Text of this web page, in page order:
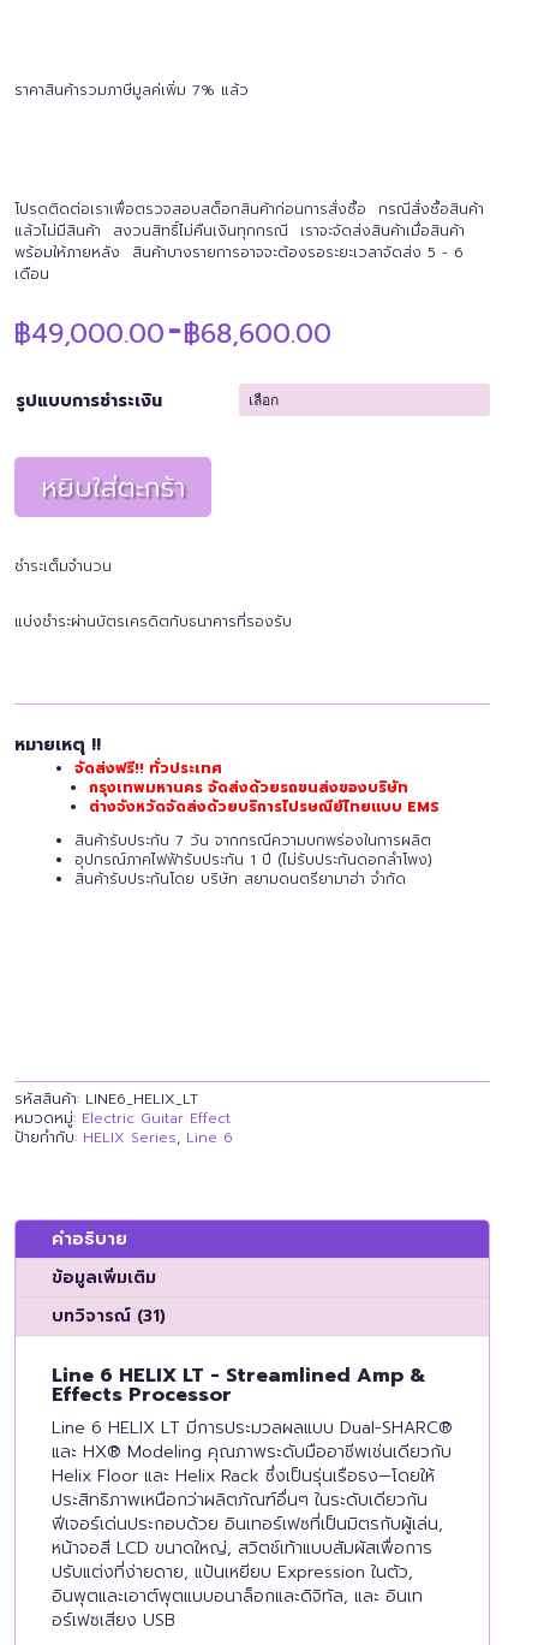
ราคาสินค้ารวมภาษีมูลค่เพิ่ม 7% แล้ว
โปรดติดต่อเราเพื่อตรวจสอบสต็อกสินค้าก่อนการสั่งซื้อ กรณีสั่งซื้อสินค้า
แล้วไม่มีสินค้า สงวนสิทธิ์ไม่คืนเงินทุกกรณี เราจะจัดส่งสินค้าเมื่อสินค้า
พร้อมให้ภายหลัง สินค้าบางรายการอาจจะต้องรอระยะเวลาจัดส่ง 5 - 6
เดือน
฿49,000.00–฿68,600.00
฿49,000.00
฿68,600.00
รูปแบบการชำระเงิน
หยิบใส่ตะกร้า
ชำระเต็มจำนวน
แบ่งชำระผ่านบัตรเครดิตกับธนาคารที่รองรับ
หมายเหตุ !!
จัดส่งฟรี!! ทั่วประเทศ
กรุงเทพมหานคร จัดส่งด้วยรถขนส่งของบริษัท
ต่างจังหวัดจัดส่งด้วยบริการไปรษณีย์ไทยแบบ EMS
สินค้ารับประกัน 7 วัน จากกรณีความบกพร่องในการผลิต
อุปกรณ์ภาคไฟฟ้ารับประกัน 1 ปี (ไม่รับประกันดอกลำโพง)
สินค้ารับประกันโดย บริษัท สยามดนตรียามาฮ่า จำกัด
รหัสสินค้า: LINE6_HELIX_LT
หมวดหมู่: Electric Guitar Effect
ป้ายกำกับ: HELIX Series, Line 6
คำอธิบาย
ข้อมูลเพิ่มเติม
บทวิจารณ์ (31)
Line 6 HELIX LT - Streamlined Amp &
Effects Processor
Line 6 HELIX LT มีการประมวลผลแบบ Dual-SHARC®
และ HX® Modeling คุณภาพระดับมืออาชีพเช่นเดียวกับ
Helix Floor และ Helix Rack ซึ่งเป็นรุ่นเรือธง—โดยให้
ประสิทธิภาพเหนือกว่าผลิตภัณฑ์อื่นๆ ในระดับเดียวกัน
ฟีเจอร์เด่นประกอบด้วย อินเทอร์เฟซที่เป็นมิตรกับผู้เล่น,
หน้าจอสี LCD ขนาดใหญ่, สวิตช์เท้าแบบสัมผัสเพื่อการ
ปรับแต่งที่ง่ายดาย, แป้นเหยียบ Expression ในตัว,
อินพุตและเอาต์พุตแบบอนาล็อกและดิจิทัล, และ อินเท
อร์เฟซเสียง USB